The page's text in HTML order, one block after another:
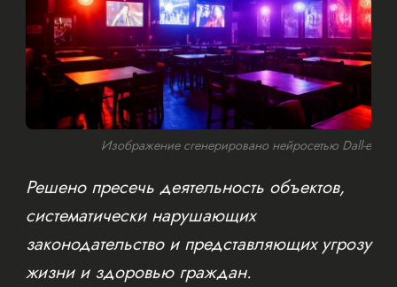
Изображение сгенерировано нейросетью Dall-e
Решено пресечь деятельность объектов,
систематически нарушающих
законодательство и представляющих угрозу
жизни и здоровью граждан.